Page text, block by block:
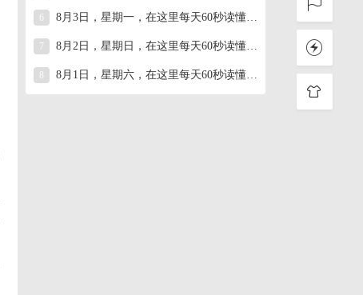
6 8月3日，星期一，在这里每天60秒读懂世界！
7 8月2日，星期日，在这里每天60秒读懂世界！
8月1日，星期六，在这里每天60秒读懂世界！